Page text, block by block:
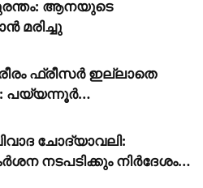
ആനയുടെ
മരിച്ചു
ഫ്രീസർ ഇല്ലാതെ
പയ്യന്നൂർ
ചെയ്യാൻ
ചോദ്യാവലി:
നടപടിക്കും നിർദേശം
എൻ. ഷംസുദ്ദീൻ